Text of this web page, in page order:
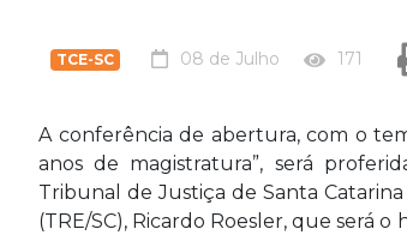
TCE-SC 08 de Julho 171
A conferência de abertura, com o
anos de magistratura”, será
Tribunal de Justiça de Santa
(TRE/SC), Ricardo Roesler, que será